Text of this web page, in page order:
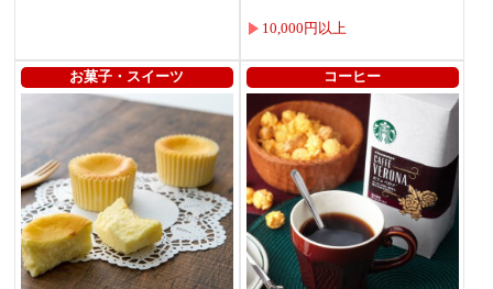
10,000円以上
お菓子・スイーツ コーヒー